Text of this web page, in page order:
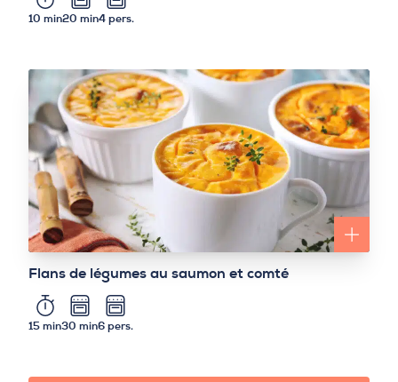
10 min20 min4 pers.
Flans de légumes au saumon et comté
15 min30 min6 pers.